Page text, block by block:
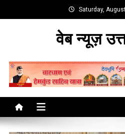
to
Saturday,
वेब न्यूज़